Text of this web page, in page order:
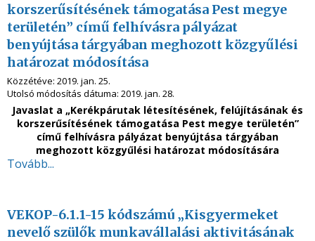
korszerűsítésének támogatása Pest megye
területén” című felhívásra pályázat
benyújtása tárgyában meghozott közgyűlési
határozat módosítása
Közzétéve: 2019. jan. 25.
Utolsó módosítás dátuma: 2019. jan. 28.
Javaslat a „Kerékpárutak létesítésének, felújításának és
korszerűsítésének támogatása Pest megye területén”
című felhívásra pályázat benyújtása tárgyában
meghozott közgyűlési határozat módosítására
Tovább...
VEKOP-6.1.1-15 kódszámú „Kisgyermeket
nevelő szülők munkavállalási aktivitásának